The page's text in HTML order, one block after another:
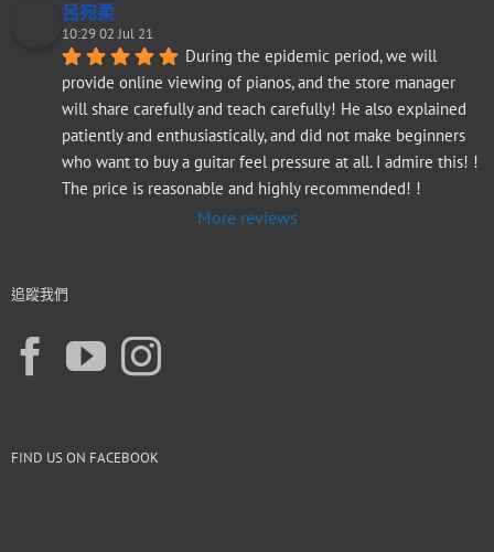
呂宛柔
10:29 02 Jul 21
During the epidemic period, we will
provide online viewing of pianos, and the store manager
will share carefully and teach carefully! He also explained
patiently and enthusiastically, and did not make beginners
who want to buy a guitar feel pressure at all. I admire this! !
The price is reasonable and highly recommended! !
More reviews
追蹤我們
FIND US ON FACEBOOK